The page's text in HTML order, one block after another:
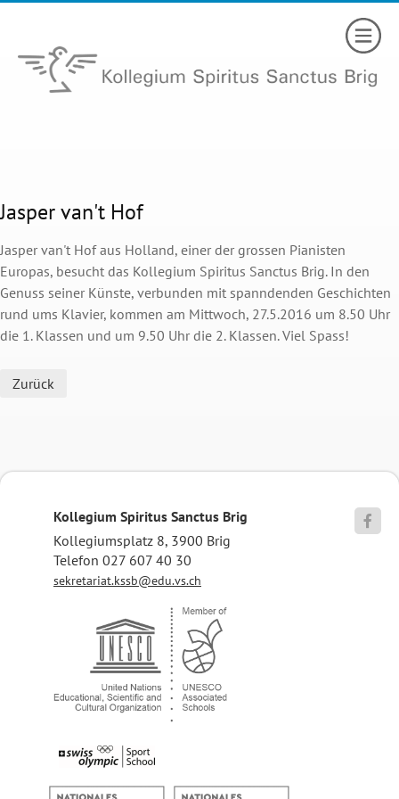
Jasper van't Hof
Jasper van't Hof aus Holland, einer der grossen Pianisten
Europas, besucht das Kollegium Spiritus Sanctus Brig. In den
Genuss seiner Künste, verbunden mit spanndenden Geschichten
rund ums Klavier, kommen am Mittwoch, 27.5.2016 um 8.50 Uhr
die 1. Klassen und um 9.50 Uhr die 2. Klassen. Viel Spass!
Zurück
Kollegium Spiritus Sanctus Brig
Kollegiumsplatz 8, 3900 Brig
Telefon 027 607 40 30
sekretariat.kssb@edu.vs.ch
